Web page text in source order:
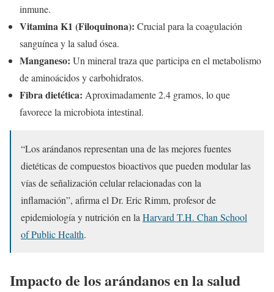
inmune.
Vitamina K1 (Filoquinona): Crucial para la coagulación
sanguínea y la salud ósea.
Manganeso: Un mineral traza que participa en el metabolismo
de aminoácidos y carbohidratos.
Fibra dietética: Aproximadamente 2.4 gramos, lo que
favorece la microbiota intestinal.
“Los arándanos representan una de las mejores fuentes
dietéticas de compuestos bioactivos que pueden modular las
vías de señalización celular relacionadas con la
inflamación”, afirma el Dr. Eric Rimm, profesor de
epidemiología y nutrición en laHarvard T.H. Chan School
of Public Health.
Impacto de los arándanos en la salud